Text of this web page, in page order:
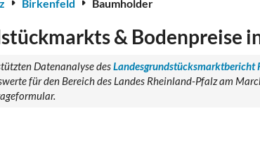
Birkenfeld Baumholder
& Bodenpreise
Datenanalyse desLandesgrundstücksmarktbericht
für den Bereich des Landes Rheinland-Pfalz am